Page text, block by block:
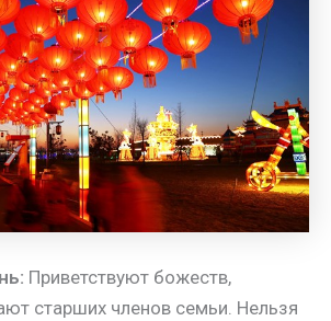
Приветствуют божеств,
старших членов семьи. Нельзя